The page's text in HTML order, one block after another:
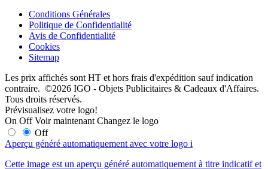
Conditions Générales
Politique de Confidentialité
Avis de Confidentialité
Cookies
Sitemap
Les prix affichés sont HT et hors frais d'expédition sauf indication
contraire. ©2026 IGO - Objets Publicitaires & Cadeaux d'Affaires.
Tous droits réservés.
Prévisualisez votre logo!
On Off Voir maintenant Changez le logo
Off
Aperçu généré automatiquement avec votre logo i
Cette image est un aperçu généré automatiquement à titre indicatif et